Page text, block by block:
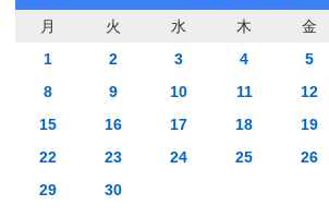
月 火 水 木 金
1
2 3 4 5
8
9 10 11 12
15
16 17 18 19
22
23 24 25 26
29
30